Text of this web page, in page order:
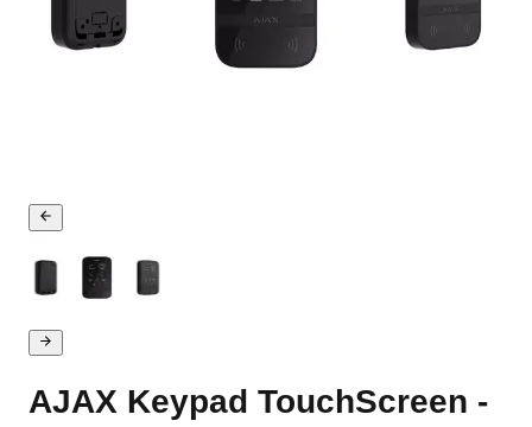
AJAX Keypad TouchScreen -